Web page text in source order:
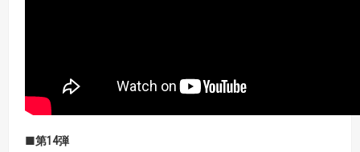
■第14弾